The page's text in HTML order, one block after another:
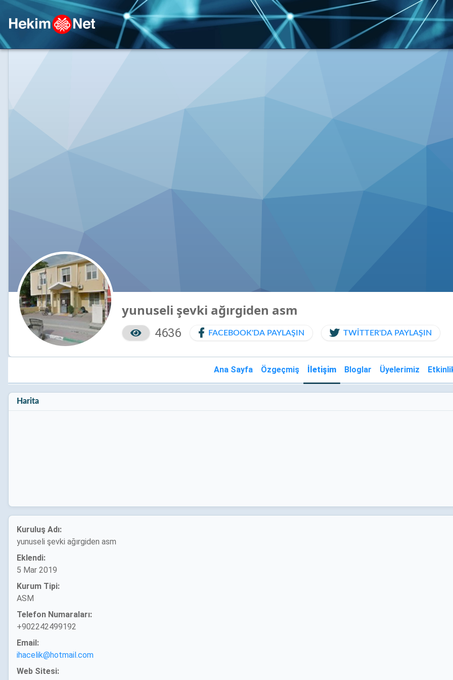
yunuseli şevki ağırgiden asm
4636 FACEBOOK'DA PAYLAŞIN TWITTER'DA PAYLAŞIN
Ana Sayfa Özgeçmiş İletişim Bloglar Üyelerimiz
Harita
Kuruluş Adı:
yunuseli şevki ağırgiden asm
Eklendi:
5 Mar 2019
Kurum Tipi:
ASM
Telefon Numaraları:
+902242499192
Email:
ihacelik@hotmail.com
Web Sitesi: